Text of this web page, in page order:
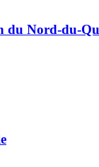
du Nord-du-